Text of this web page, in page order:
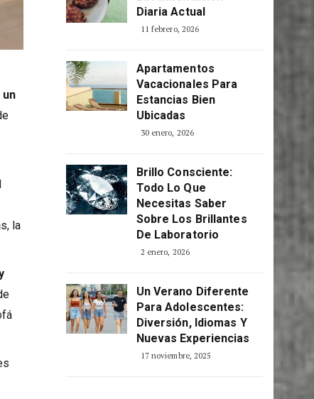
la
Carne De Calidad En
La Alimentación
Apartamentos
Vacacionales Para
Estancias Bien
Brillo Consciente:
Todo Lo Que
Necesitas Saber
Sobre Los Brillantes
Un Verano Diferente
Para Adolescentes:
Diversión, Idiomas Y